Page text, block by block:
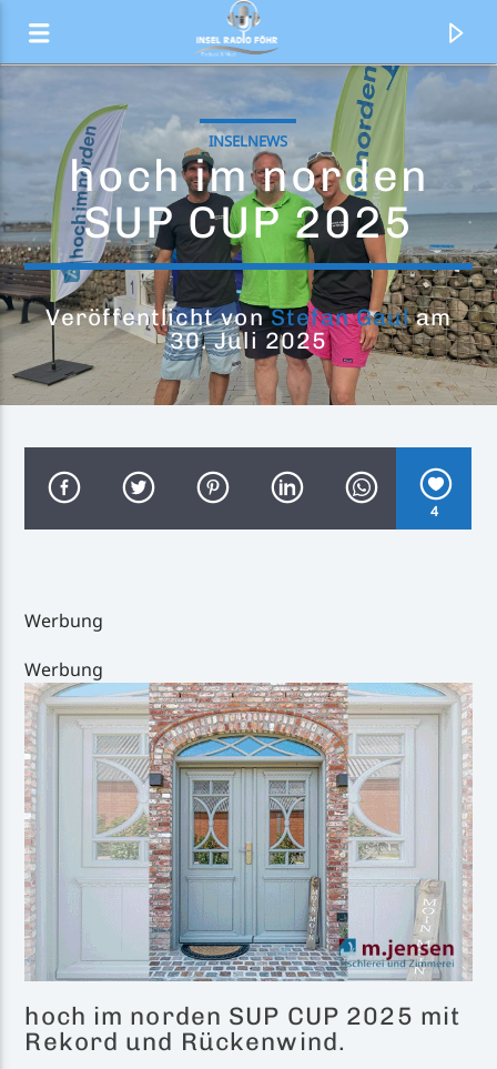
Der Top 20 Countdown
Ted und Felix präsentieren
Handystream
INSELNEWS
hoch im norden
SUP CUP 2025
Veröffentlicht vonStefan Gaulam
30. Juli 2025
4
Werbung
Werbung
hoch im norden SUP CUP 2025 mit
Rekord und Rückenwind.